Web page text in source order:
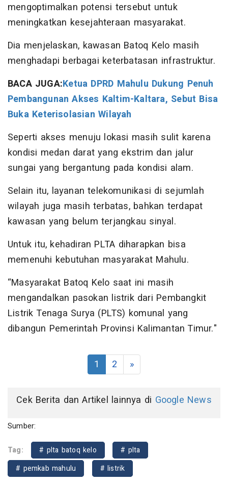
mengoptimalkan potensi tersebut untuk
meningkatkan kesejahteraan masyarakat.
Dia menjelaskan, kawasan Batoq Kelo masih
menghadapi berbagai keterbatasan infrastruktur.
BACA JUGA:Ketua DPRD Mahulu Dukung Penuh
Pembangunan Akses Kaltim-Kaltara, Sebut Bisa
Buka Keterisolasian Wilayah
Seperti akses menuju lokasi masih sulit karena
kondisi medan darat yang ekstrim dan jalur
sungai yang bergantung pada kondisi alam.
Selain itu, layanan telekomunikasi di sejumlah
wilayah juga masih terbatas, bahkan terdapat
kawasan yang belum terjangkau sinyal.
Untuk itu, kehadiran PLTA diharapkan bisa
memenuhi kebutuhan masyarakat Mahulu.
“Masyarakat Batoq Kelo saat ini masih
mengandalkan pasokan listrik dari Pembangkit
Listrik Tenaga Surya (PLTS) komunal yang
dibangun Pemerintah Provinsi Kalimantan Timur."
1 2 »
Cek Berita dan Artikel lainnya di Google News
Sumber:
Tag: # plta batoq kelo
# plta
# pemkab mahulu
# listrik